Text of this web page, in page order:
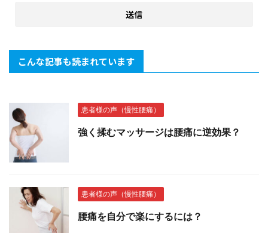
こんな記事も読まれています
患者様の声（慢性腰痛）
強く揉むマッサージは腰痛に逆効果？
患者様の声（慢性腰痛）
腰痛を自分で楽にするには？